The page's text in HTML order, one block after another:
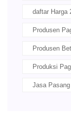
daftar Harga
Produsen
Produsen
Produksi
Jasa